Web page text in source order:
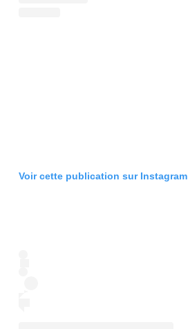
Voir cette publication sur Instagram